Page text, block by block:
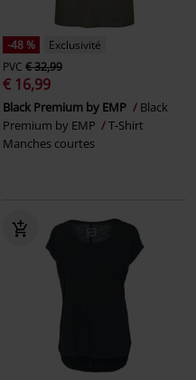
-48 %
Exclusivité
PVC € 32,99
€ 16,99
Black Premium by EMP
Black
Premium by EMP
T-Shirt
Manches courtes